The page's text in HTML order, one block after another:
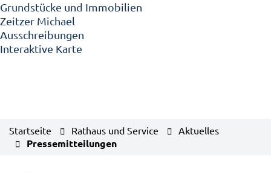
Grundstücke und Immobilien
Zeitzer Michael
Ausschreibungen
Interaktive Karte
Startseite Rathaus und Service Aktuelles
Pressemitteilungen